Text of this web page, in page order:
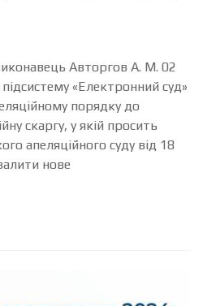
Авторгов А. М. 02
«Електронний суд»
порядку до
скаргу, у якій просить
апеляційного суду від 18
нове